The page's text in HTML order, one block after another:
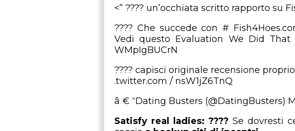
<” ???? un’occhiata scritto rapporto su
???? Che succede con #
Vedi questo Evaluation We Did
WMpIgBUCrN
???? capisci originale recensione
.twitter.com / nsW1jZ6TnQ
â € “Dating Busters (@DatingBusters)
Satisfy real ladies: ????Se dovresti